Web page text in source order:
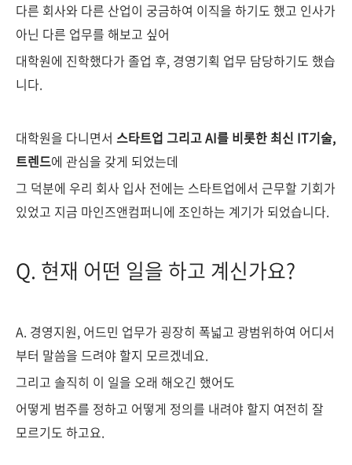
다른 회사와 다른 산업이 궁금하여 이직을 하기도 했고 인사가
아닌 다른 업무를 해보고 싶어
대학원에 진학했다가 졸업 후, 경영기획 업무 담당하기도 했습
니다.
대학원을 다니면서 스타트업 그리고 AI를 비롯한 최신 IT기술,
트렌드에 관심을 갖게 되었는데
그 덕분에 우리 회사 입사 전에는 스타트업에서 근무할 기회가
있었고 지금 마인즈앤컴퍼니에 조인하는 계기가 되었습니다.
Q. 현재 어떤 일을 하고 계신가요?
A. 경영지원, 어드민 업무가 굉장히 폭넓고 광범위하여 어디서
부터 말씀을 드려야 할지 모르겠네요.
그리고 솔직히 이 일을 오래 해오긴 했어도
어떻게 범주를 정하고 어떻게 정의를 내려야 할지 여전히 잘
모르기도 하고요.